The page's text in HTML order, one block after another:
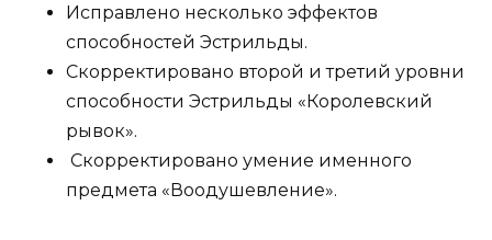
Исправлено несколько эффектов
способностей Эстрильды.
Скорректировано второй и третий уровни
способности Эстрильды «Королевский
рывок».
Скорректировано умение именного
предмета «Воодушевление».